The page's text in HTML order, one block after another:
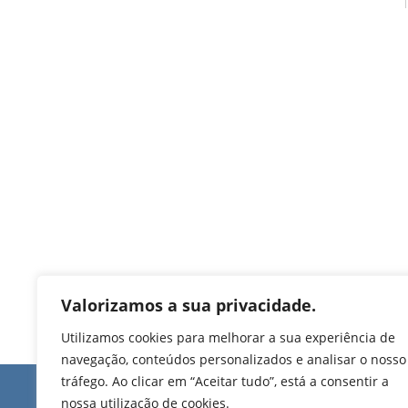
Valorizamos a sua privacidade.
Utilizamos cookies para melhorar a sua experiência de
navegação, conteúdos personalizados e analisar o nosso
tráfego. Ao clicar em “Aceitar tudo”, está a consentir a
nossa utilização de cookies.
Edifício de Jovim